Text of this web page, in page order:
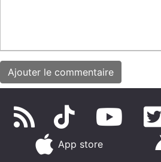
App store